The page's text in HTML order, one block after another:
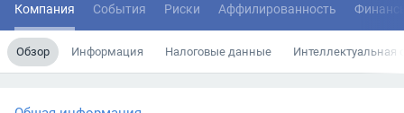
Компания События Риски Аффилированность
Обзор Информация Налоговые данные Интеллектуальная